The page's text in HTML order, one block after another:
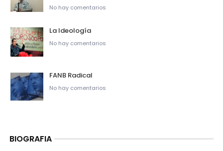
No hay comentarios
La Ideología
No hay comentarios
FANB Radical
No hay comentarios
BIOGRAFIA